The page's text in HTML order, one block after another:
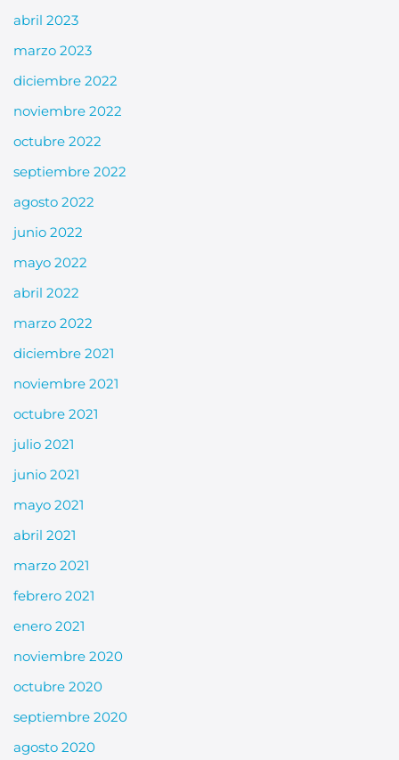
abril 2023
marzo 2023
diciembre 2022
noviembre 2022
octubre 2022
septiembre 2022
agosto 2022
junio 2022
mayo 2022
abril 2022
marzo 2022
diciembre 2021
noviembre 2021
octubre 2021
julio 2021
junio 2021
mayo 2021
abril 2021
marzo 2021
febrero 2021
enero 2021
noviembre 2020
octubre 2020
septiembre 2020
agosto 2020